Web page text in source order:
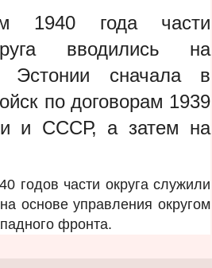
1940 года части
вводились на
Эстонии сначала в
по договорам 1939
и СССР, а затем на
годов части округа служили
основе управления округом
фронта.